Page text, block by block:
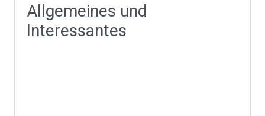
Allgemeines und
Interessantes